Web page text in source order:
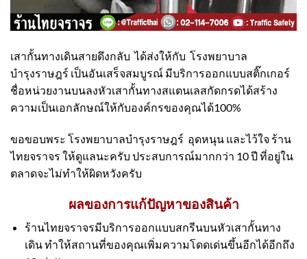
เสากั้นทางเดินสายดึงกลับ ได้ส่งให้กับ โรงพยาบาล
บำรุงราษฎร์ เป็นอันเสร็จสมบูรณ์ มีบริการออกแบบสติ๊กเกอร์
ชื่อหน่วยงานบนลงหัวเสากั้นทางสแตนเลสกัดกรดได้สร้าง
ความเป็นเอกลักษณ์ให้กับองค์กรของคุณได้100%
ขอขอบพระ โรงพยาบาลบำรุงราษฎร์ อุดหนุน และไว้ใจ ร้าน
ไทยจราจร ให้ดูแลนะครับ ประสบการณ์มากกว่า 10 ปี ที่อยู่ใน
ตลาดจะไม่ทำให้ผิดหวังครับ
ผลของการแก้ปัญหาของสินค้า
ร้านไทยจราจรมีบริการออกแบบสกรีนบนหัวเสากั้นทาง
เดิน ทำให้สถานที่ของคุณเพิ่มความโดดเด่นขึ้นอีกได้อีกถึง